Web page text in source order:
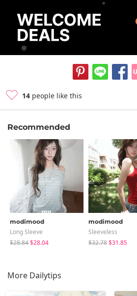
14 people like this
Recommended
modimood
Long Sleeve
$28.84$28.04
modimood
Sleeveless
$32.78$31.85
More Dailytips